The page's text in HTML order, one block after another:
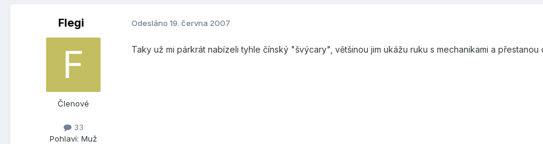
Flegi
Členové
33
Pohlaví: Muž
Odesláno 19. června 2007
Taky už mi párkrát nabízeli tyhle čínský "švýcary", většinou jim ukážu ruku s mechanikami a přestanou